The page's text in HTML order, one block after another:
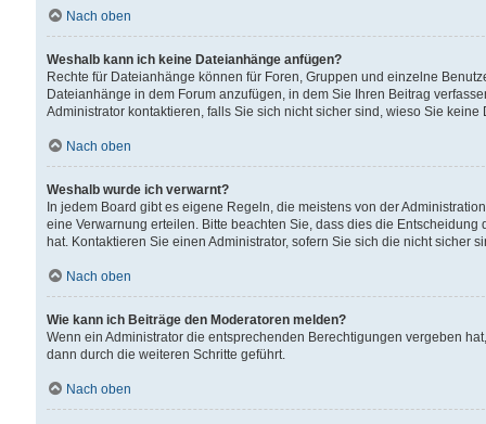
Nach oben
Weshalb kann ich keine Dateianhänge anfügen?
Rechte für Dateianhänge können für Foren, Gruppen und einzelne
Dateianhänge in dem Forum anzufügen, in dem Sie Ihren Beitrag
Administrator kontaktieren, falls Sie sich nicht sicher sind, wieso Sie
Nach oben
Weshalb wurde ich verwarnt?
In jedem Board gibt es eigene Regeln, die meistens von der
eine Verwarnung erteilen. Bitte beachten Sie, dass dies die
hat. Kontaktieren Sie einen Administrator, sofern Sie sich die nicht sicher
Nach oben
Wie kann ich Beiträge den Moderatoren melden?
Wenn ein Administrator die entsprechenden Berechtigungen vergeben
dann durch die weiteren Schritte geführt.
Nach oben